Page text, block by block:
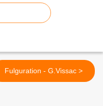
Fulguration - G.Vissac >